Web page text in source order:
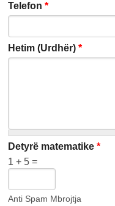
Telefon*
Hetim (Urdhër)*
Detyrë matematike*
1 + 5 =
Anti Spam Mbrojtja